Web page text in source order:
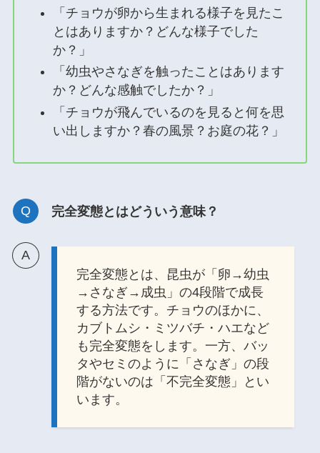
「チョウが卵から生まれる様子を見たこ
とはありますか？どんな様子でした
か？」
「幼虫やさなぎを触ったことはあります
か？どんな感触でしたか？」
「チョウが飛んでいるのを見ると何を思
い出しますか？春の風景？お庭の花？」
完全変態とはどういう意味？
完全変態とは、昆虫が「卵→幼虫
→さなぎ→成虫」の4段階で成長
する方法です。チョウのほかに、
カブトムシ・ミツバチ・ハエなど
も完全変態をします。一方、バッ
タやセミのように「さなぎ」の段
階がないのは「不完全変態」とい
います。